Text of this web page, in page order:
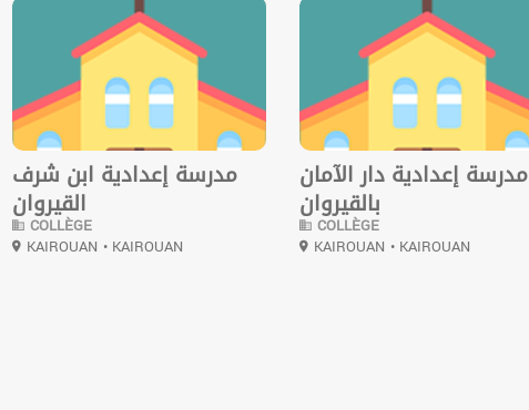
مدرسة إعدادية ابن شرف
القيروان
COLLÈGE
KAIROUAN • KAIROUAN
مدرسة إعدادية دار الآمان
بالقيروان
COLLÈGE
KAIROUAN • KAIROUAN